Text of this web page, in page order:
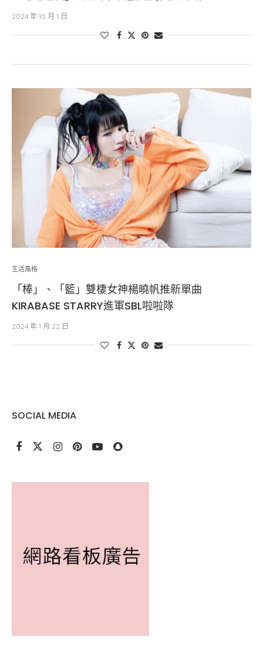
2024 年 10 月 1 日
生活風格
「棒」、「籃」雙棲女神楊曉帆推新單曲
KIRABASE STARRY進軍SBL啦啦隊
2024 年 1 月 22 日
SOCIAL MEDIA